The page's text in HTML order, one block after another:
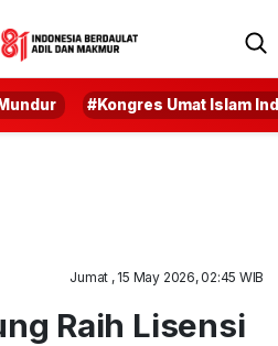
#Kongres Umat Islam
Jumat , 15 May 2026, 02:45 WIB
Raih Lisensi